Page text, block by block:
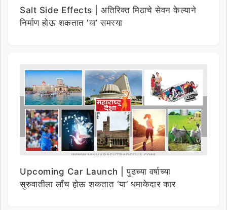
Salt Side Effects | अतिरिक्त मिठाचे सेवन केल्याने
निर्माण होऊ शकतात ‘या’ समस्या
Upcoming Car Launch | पुढच्या वर्षाच्या
सुरुवातीला लाँच होऊ शकतात ‘या’ धमाकेदार कार